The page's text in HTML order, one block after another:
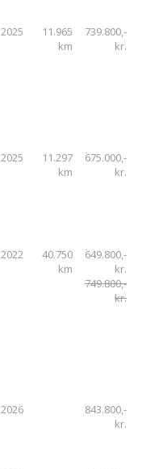
2025
11.965
km
739.800,-
kr.
2025
11.297
km
675.000,-
kr.
2022
40.750
km
649.800,-
kr.
749.800,-
kr.
2026
843.800,-
kr.